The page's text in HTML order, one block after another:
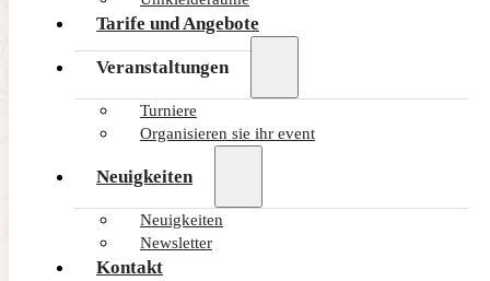
Tarife und Angebote
Veranstaltungen
Turniere
Organisieren sie ihr event
Neuigkeiten
Neuigkeiten
Newsletter
Kontakt